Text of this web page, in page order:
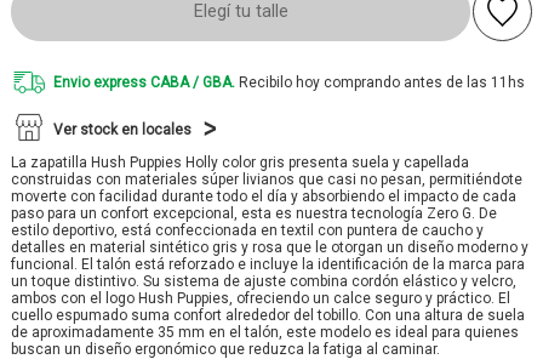
Elegí tu talle
Envio express CABA / GBA. Recibilo hoy comprando antes de las 11hs
Ver stock en locales
La zapatilla Hush Puppies Holly color gris presenta suela y capellada
construidas con materiales súper livianos que casi no pesan, permitiéndote
moverte con facilidad durante todo el día y absorbiendo el impacto de cada
paso para un confort excepcional, esta es nuestra tecnología Zero G. De
estilo deportivo, está confeccionada en textil con puntera de caucho y
detalles en material sintético gris y rosa que le otorgan un diseño moderno y
funcional. El talón está reforzado e incluye la identificación de la marca para
un toque distintivo. Su sistema de ajuste combina cordón elástico y velcro,
ambos con el logo Hush Puppies, ofreciendo un calce seguro y práctico. El
cuello espumado suma confort alrededor del tobillo. Con una altura de suela
de aproximadamente 35 mm en el talón, este modelo es ideal para quienes
buscan un diseño ergonómico que reduzca la fatiga al caminar.